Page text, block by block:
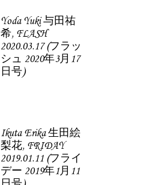
Yoda Yuki 与田祐
希, FLASH
2020.03.17 (フラッ
シュ 2020年3月17
日号)
Ikuta Erika 生田絵
梨花, FRIDAY
2019.01.11 (フライ
デー 2019年1月11